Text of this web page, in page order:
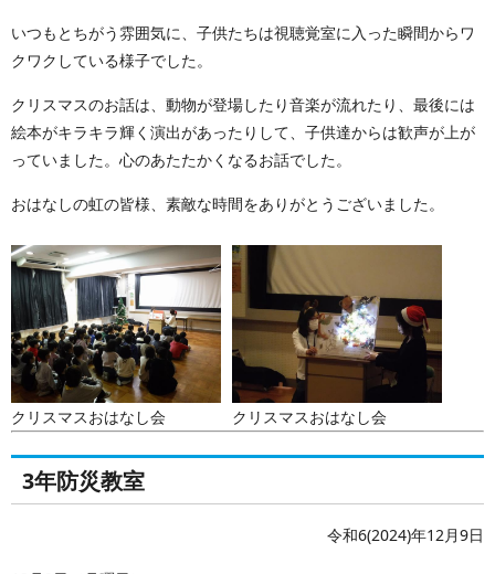
いつもとちがう雰囲気に、子供たちは視聴覚室に入った瞬間からワ
クワクしている様子でした。
クリスマスのお話は、動物が登場したり音楽が流れたり、最後には
絵本がキラキラ輝く演出があったりして、子供達からは歓声が上が
っていました。心のあたたかくなるお話でした。
おはなしの虹の皆様、素敵な時間をありがとうございました。
クリスマスおはなし会 クリスマスおはなし会
3年防災教室
令和6(2024)年12月9日